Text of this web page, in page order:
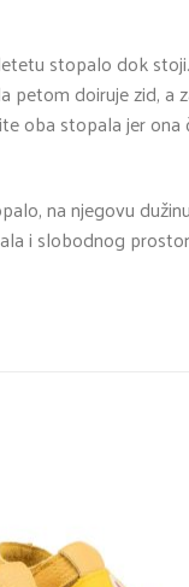
stopalo dok
doiruje zid, a
oba stopala jer
na njegovu
i slobodnog